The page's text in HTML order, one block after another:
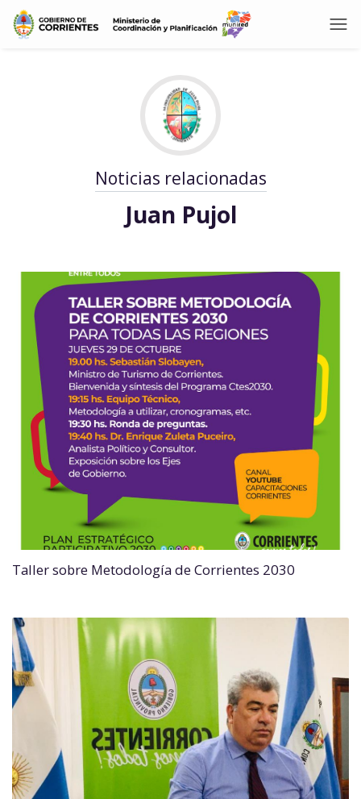
Noticias relacionadas
Juan Pujol
Taller sobre Metodología de Corrientes 2030